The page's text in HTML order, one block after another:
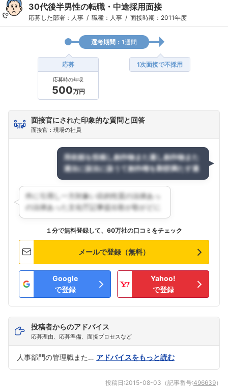
30代後半男性の転職・中途採用面接
応募した部署：人事 職種：人事 面接時期：2011年度
選考期間： 1週間
応募
応募時の年収
500万円
1次面接で不採用
面接官にされた印象的な質問と回答
面接官：現場の社員
１分で無料登録して、60万社の口コミをチェック
メールで登録（無料）
Google
で登録
Yahoo!
で登録
投稿者からのアドバイス
応募理由、応募準備、面接プロセスなど
人事部門の管理職また… アドバイスをもっと読む
投稿日:2015-08-03 （記事番号:496639）